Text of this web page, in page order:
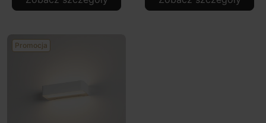
Promocja